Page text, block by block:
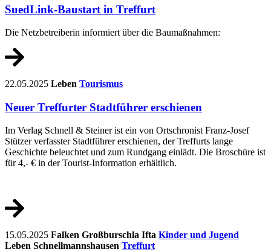
SuedLink-Baustart in Treffurt
Die Netzbetreiberin informiert über die Baumaßnahmen:
22.05.2025 Leben Tourismus
Neuer Treffurter Stadtführer erschienen
Im Verlag Schnell & Steiner ist ein von Ortschronist Franz-Josef
Stützer verfasster Stadtführer erschienen, der Treffurts lange
Geschichte beleuchtet und zum Rundgang einlädt. Die Broschüre ist
für 4,- € in der Tourist-Information erhältlich.
15.05.2025 Falken Großburschla Ifta Kinder und Jugend
Leben Schnellmannshausen Treffurt